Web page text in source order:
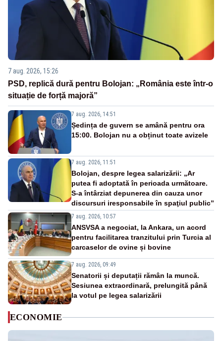
7 aug. 2026, 15:26
PSD, replică dură pentru Bolojan: „România este într-o
situație de forță majoră”
7 aug. 2026, 14:51
Ședința de guvern se amână pentru ora
15:00. Bolojan nu a obținut toate avizele
7 aug. 2026, 11:51
Bolojan, despre legea salarizării: „Ar
putea fi adoptată în perioada următoare.
S-a întârziat depunerea din cauza unor
discursuri iresponsabile în spaţiul public”
7 aug. 2026, 10:57
ANSVSA a negociat, la Ankara, un acord
pentru facilitarea tranzitului prin Turcia al
carcaselor de ovine și bovine
7 aug. 2026, 09:49
Senatorii și deputații rămân la muncă.
Sesiunea extraordinară, prelungită până
la votul pe legea salarizării
ECONOMIE